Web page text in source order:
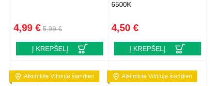
4,99 € 5,99 €
Į KREPŠELĮ
6500K
4,50 €
Į KREPŠELĮ
Atsiimkite Vilniuje šiandien Atsiimkite Vilniuje šiandien